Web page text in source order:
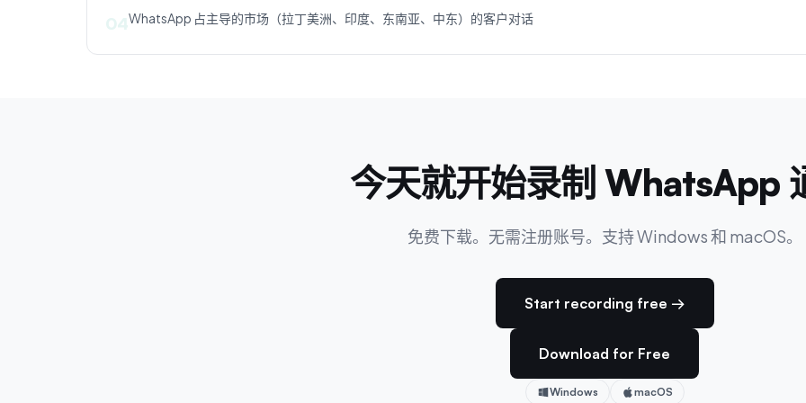
04WhatsApp 占主导的市场（拉丁美洲、印度、东南亚、中东）的客户对话
今天就开始录制 WhatsApp
免费下载。无需注册账号。支持 Windows 和 macOS。
Start recording free →
Download for Free
Windows macOS